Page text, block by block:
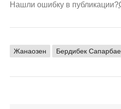
Нашли ошибку в публикации?
Жанаозен Бердибек